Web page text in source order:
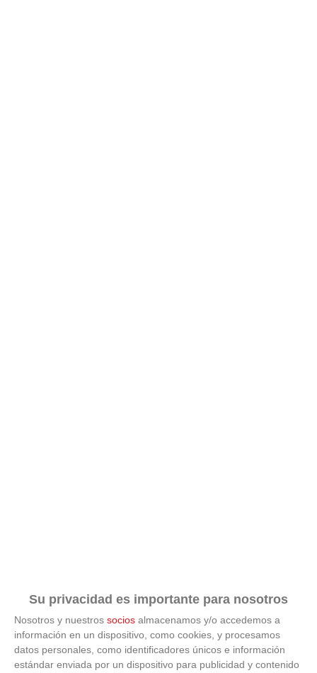
Su privacidad es importante para nosotros
Nosotros y nuestros socios almacenamos y/o accedemos a
información en un dispositivo, como cookies, y procesamos
datos personales, como identificadores únicos e información
estándar enviada por un dispositivo para publicidad y contenido